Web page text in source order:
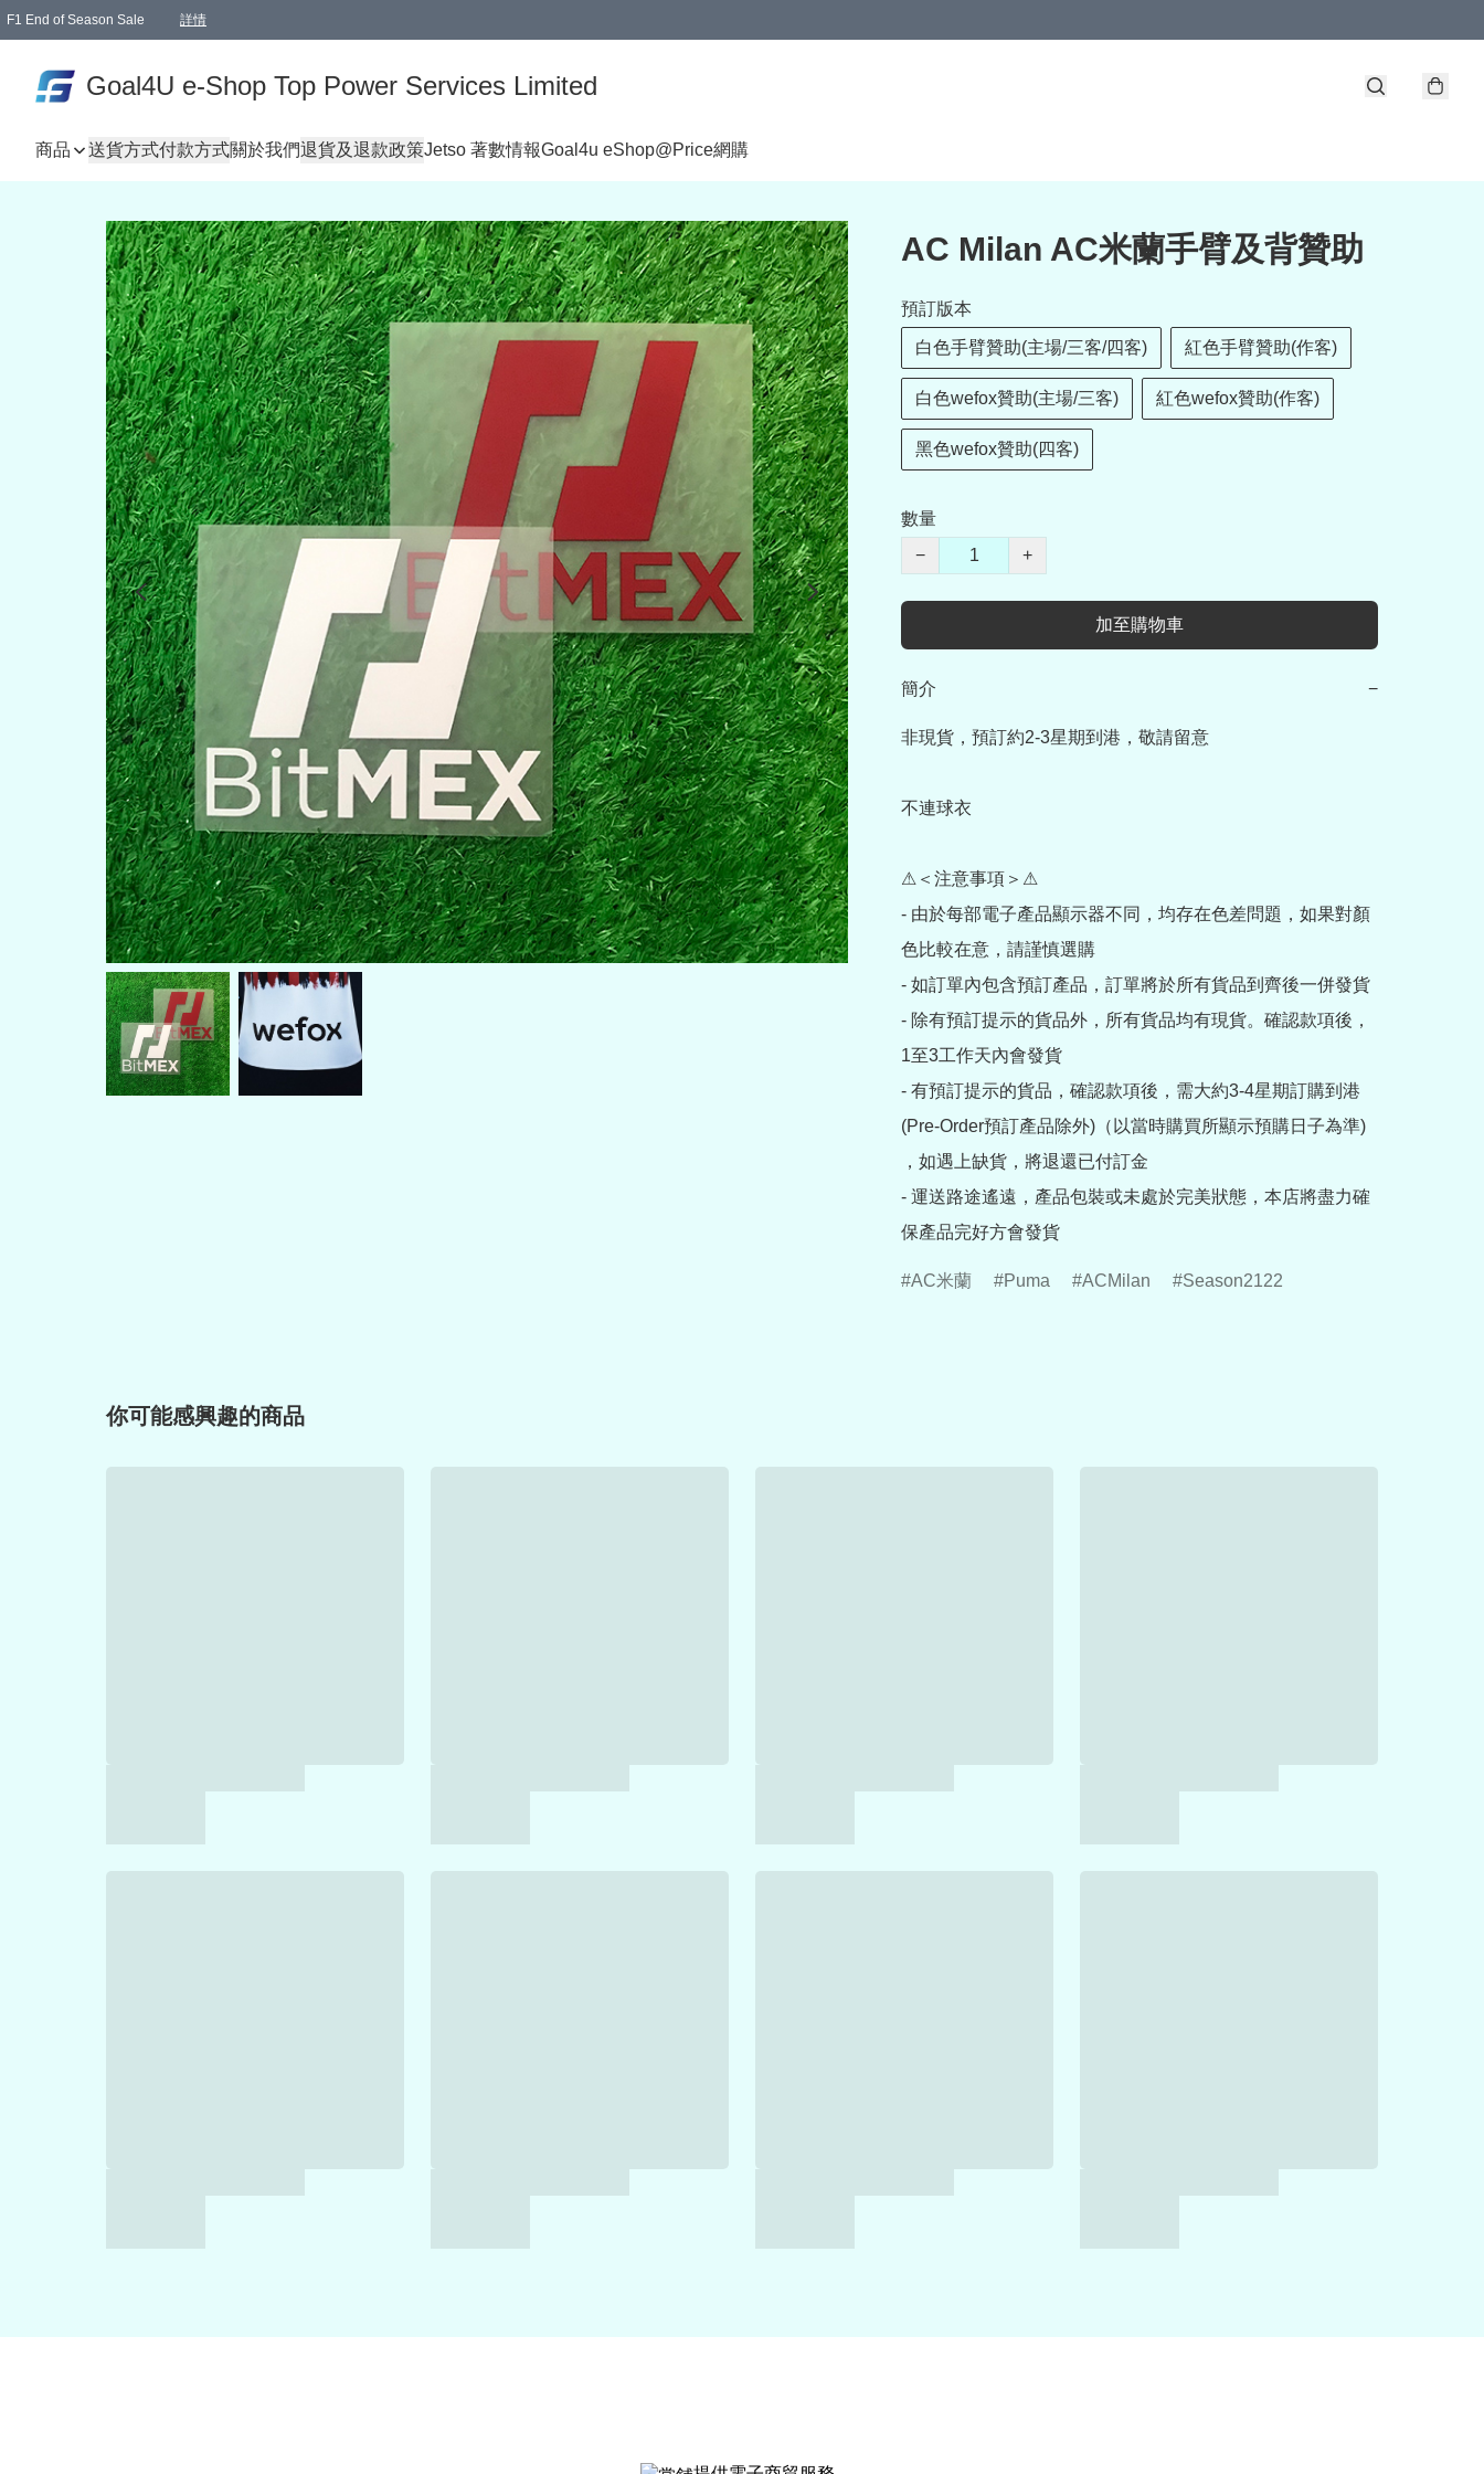
F1 End of Season Sale 詳情
Goal4U e-Shop Top Power Services Limited
商品 送貨方式付款方式關於我們退貨及退款政策Jetso 著數情報Goal4u eShop@Price網購
AC Milan AC米蘭手臂及背贊助
預訂版本
白色手臂贊助(主場/三客/四客) 紅色手臂贊助(作客)
白色wefox贊助(主場/三客) 紅色wefox贊助(作客)
黑色wefox贊助(四客)
數量
−
+
加至購物車
簡介 −
非現貨，預訂約2-3星期到港，敬請留意
不連球衣
⚠＜注意事項＞⚠
- 由於每部電子產品顯示器不同，均存在色差問題，如果對顏
色比較在意，請謹慎選購
- 如訂單內包含預訂產品，訂單將於所有貨品到齊後一併發貨
- 除有預訂提示的貨品外，所有貨品均有現貨。確認款項後，
1至3工作天內會發貨
- 有預訂提示的貨品，確認款項後，需大約3-4星期訂購到港
(Pre-Order預訂產品除外)（以當時購買所顯示預購日子為準)
，如遇上缺貨，將退還已付訂金
- 運送路途遙遠，產品包裝或未處於完美狀態，本店將盡力確
保產品完好方會發貨
AC米蘭 Puma ACMilan Season2122
你可能感興趣的商品